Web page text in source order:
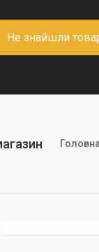
Не знайшли
Головна